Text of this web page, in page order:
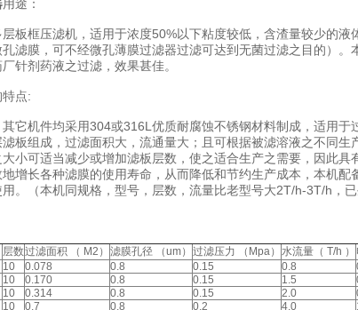
用途：
板框压滤机，适用于浓度50%以下粘度较低，含渣量较少的
滤膜，可不经微孔薄膜过滤器过滤可达到无菌过滤之目的）
针剂药液之过滤，效果甚佳。
点:
它机件均采用304或316L优质耐腐蚀不锈钢材料制成，适用
板组成，过滤面积大，流通量大；且可根据被滤溶液之不同
大小可适当减少或增加滤板层数，使之适合生产之需要，因此
增长各种滤膜的使用寿命，从而降低和节约生产成本，本机
。（本机同规格，型号，层数，流量比老型号大2T/h-3T/h，
层数过滤面积 （ M2） 滤膜孔径 （um） 过滤压力 （Mpa） 水流量（ T/h ）
10 0.078 0.8 0.15 0.8
10 0.170 0.8 0.15 1.5
10 0.314 0.8 0.15 2.0
10 0.7 0.8 0.2 4.0